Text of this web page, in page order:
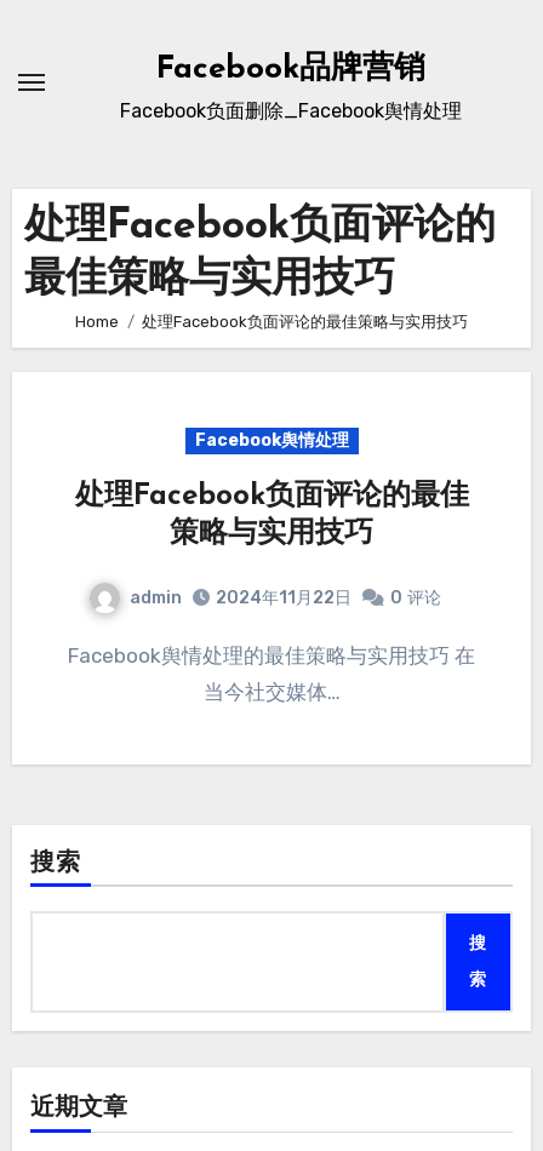
content
Facebook品牌营销
Facebook负面删除_Facebook舆情处理
处理Facebook负面评论的
最佳策略与实用技巧
Home 处理Facebook负面评论的最佳策略与实用技巧
Facebook舆情处理
处理Facebook负面评论的最佳
策略与实用技巧
admin 2024年11月22日 0 评论
Facebook舆情处理的最佳策略与实用技巧 在
当今社交媒体…
搜索
搜
索
近期文章